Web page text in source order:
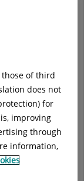
según el
elevado de
de enfermos
no
pero la
of third
does not
for
improving
through
information,